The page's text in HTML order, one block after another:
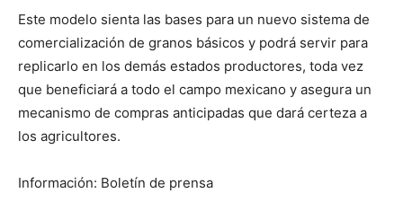
Este modelo sienta las bases para un nuevo sistema de
comercialización de granos básicos y podrá servir para
replicarlo en los demás estados productores, toda vez
que beneficiará a todo el campo mexicano y asegura un
mecanismo de compras anticipadas que dará certeza a
los agricultores.
Información: Boletín de prensa